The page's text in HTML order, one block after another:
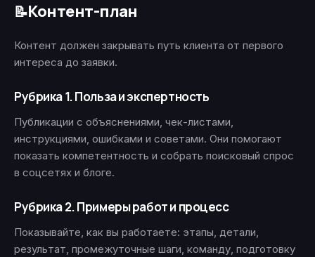
📝Контент-план
Контент должен закрывать путь клиента от первого
интереса до заявки.
Рубрика 1. Польза и экспертность
Публикации с объяснениями, чек-листами,
инструкциями, ошибками и советами. Они помогают
показать компетентность и собрать поисковый спрос
в соцсетях и блоге.
Рубрика 2. Примеры работ и процесс
Показывайте, как вы работаете: этапы, детали,
результат, промежуточные шаги, команду, подготовку